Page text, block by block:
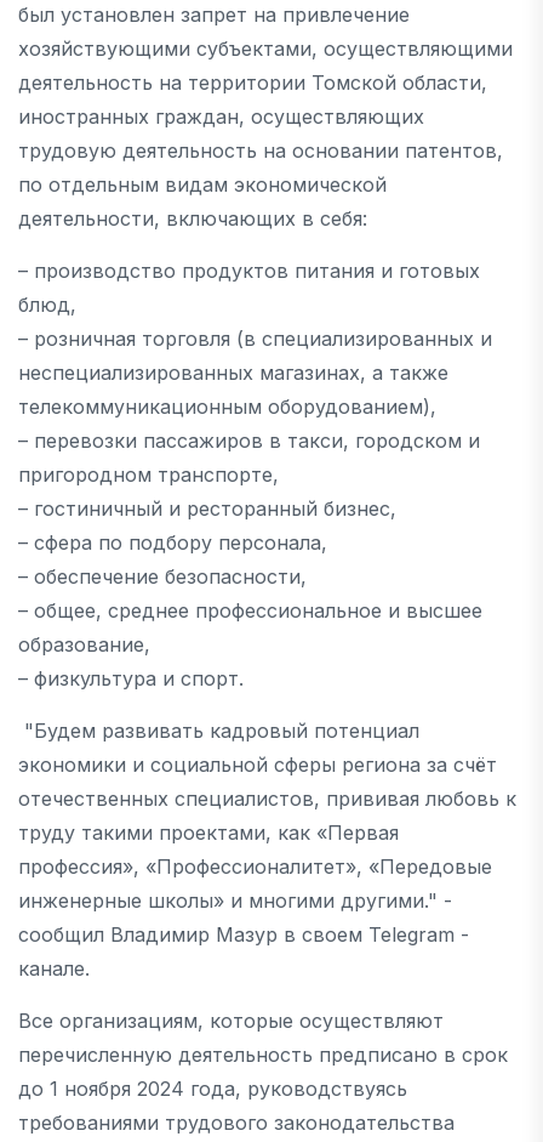
был установлен запрет на привлечение
хозяйствующими субъектами, осуществляющими
деятельность на территории Томской области,
иностранных граждан, осуществляющих
трудовую деятельность на основании патентов,
по отдельным видам экономической
деятельности, включающих в себя:
– производство продуктов питания и готовых
блюд,
– розничная торговля (в специализированных и
неспециализированных магазинах, а также
телекоммуникационным оборудованием),
– перевозки пассажиров в такси, городском и
пригородном транспорте,
– гостиничный и ресторанный бизнес,
– сфера по подбору персонала,
– обеспечение безопасности,
– общее, среднее профессиональное и высшее
образование,
– физкультура и спорт.
"Будем развивать кадровый потенциал
экономики и социальной сферы региона за счёт
отечественных специалистов, прививая любовь к
труду такими проектами, как «Первая
профессия», «Профессионалитет», «Передовые
инженерные школы» и многими другими." -
сообщил Владимир Мазур в своем Telegram -
канале.
Все организациям, которые осуществляют
перечисленную деятельность предписано в срок
до 1 ноября 2024 года, руководствуясь
требованиями трудового законодательства